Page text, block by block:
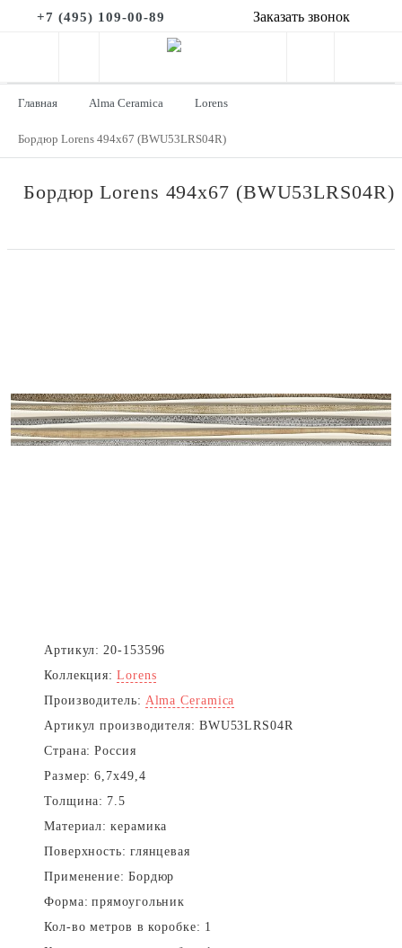
+7 (495) 109-00-89 Заказать звонок
Главная Alma Ceramica Lorens
Бордюр Lorens 494x67 (BWU53LRS04R)
Бордюр Lorens 494x67 (BWU53LRS04R)
Артикул: 20-153596
Коллекция: Lorens
Производитель: Alma Ceramica
Артикул производителя: BWU53LRS04R
Страна: Россия
Размер: 6,7x49,4
Толщина: 7.5
Материал: керамика
Поверхность: глянцевая
Применение: Бордюр
Форма: прямоугольник
Кол-во метров в коробке: 1